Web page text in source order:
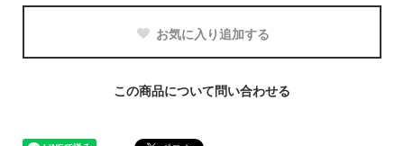
お気に入り追加する
この商品について問い合わせる